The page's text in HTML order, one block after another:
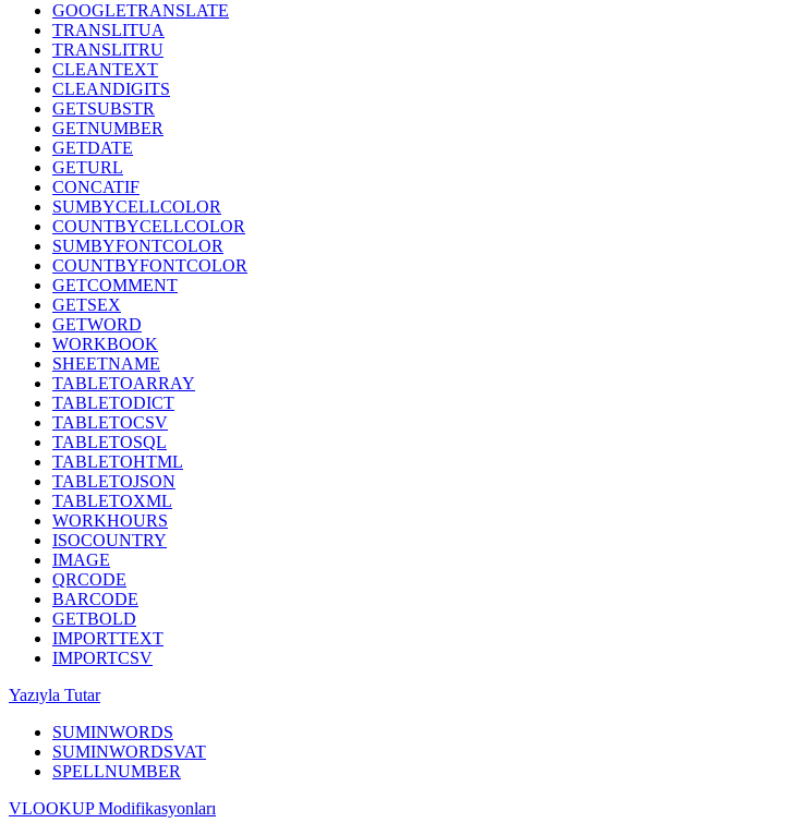
GOOGLETRANSLATE
TRANSLITUA
TRANSLITRU
CLEANTEXT
CLEANDIGITS
GETSUBSTR
GETNUMBER
GETDATE
GETURL
CONCATIF
SUMBYCELLCOLOR
COUNTBYCELLCOLOR
SUMBYFONTCOLOR
COUNTBYFONTCOLOR
GETCOMMENT
GETSEX
GETWORD
WORKBOOK
SHEETNAME
TABLETOARRAY
TABLETODICT
TABLETOCSV
TABLETOSQL
TABLETOHTML
TABLETOJSON
TABLETOXML
WORKHOURS
ISOCOUNTRY
IMAGE
QRCODE
BARCODE
GETBOLD
IMPORTTEXT
IMPORTCSV
Yazıyla Tutar
SUMINWORDS
SUMINWORDSVAT
SPELLNUMBER
VLOOKUP Modifikasyonları